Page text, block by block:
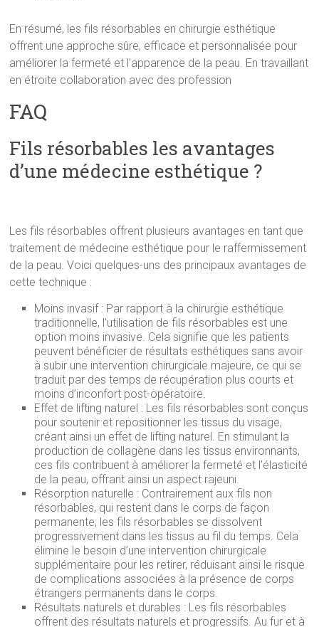
En résumé, les fils résorbables en chirurgie esthétique
offrent une approche sûre, efficace et personnalisée pour
améliorer la fermeté et l’apparence de la peau. En travaillant
en étroite collaboration avec des profession
FAQ
Fils résorbables les avantages
d’une médecine esthétique ?
Les fils résorbables offrent plusieurs avantages en tant que
traitement de médecine esthétique pour le raffermissement
de la peau. Voici quelques-uns des principaux avantages de
cette technique :
Moins invasif : Par rapport à la chirurgie esthétique
traditionnelle, l’utilisation de fils résorbables est une
option moins invasive. Cela signifie que les patients
peuvent bénéficier de résultats esthétiques sans avoir
à subir une intervention chirurgicale majeure, ce qui se
traduit par des temps de récupération plus courts et
moins d’inconfort post-opératoire.
Effet de lifting naturel : Les fils résorbables sont conçus
pour soutenir et repositionner les tissus du visage,
créant ainsi un effet de lifting naturel. En stimulant la
production de collagène dans les tissus environnants,
ces fils contribuent à améliorer la fermeté et l’élasticité
de la peau, offrant ainsi un aspect rajeuni.
Résorption naturelle : Contrairement aux fils non
résorbables, qui restent dans le corps de façon
permanente, les fils résorbables se dissolvent
progressivement dans les tissus au fil du temps. Cela
élimine le besoin d’une intervention chirurgicale
supplémentaire pour les retirer, réduisant ainsi le risque
de complications associées à la présence de corps
étrangers permanents dans le corps.
Résultats naturels et durables : Les fils résorbables
offrent des résultats naturels et progressifs. Au fur et à